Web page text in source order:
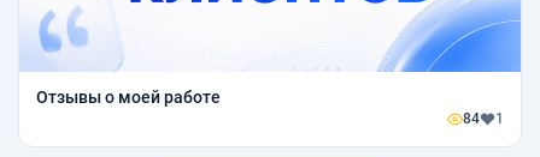
Отзывы о моей работе
84 1